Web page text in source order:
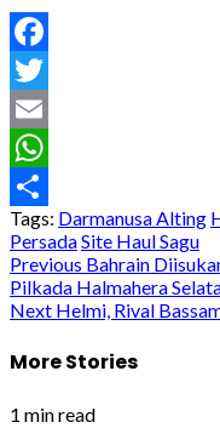
Facebook
Twitter
Email
WhatsApp
Share
Tags: Darmanusa Alting
PersadaSite Haul Sagu
Post
navigation
Previous Bahrain
Pilkada Halmahera
Next Helmi, Rival
More Stories
1 min read